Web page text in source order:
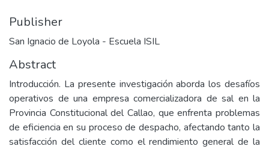
Publisher
San Ignacio de Loyola - Escuela ISIL
Abstract
Introducción. La presente investigación aborda los desafíos
operativos de una empresa comercializadora de sal en la
Provincia Constitucional del Callao, que enfrenta problemas
de eficiencia en su proceso de despacho, afectando tanto la
satisfacción del cliente como el rendimiento general de la